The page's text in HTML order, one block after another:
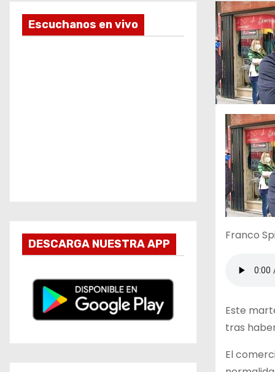
Escuchanos en vivo
DESCARGA NUESTRA APP
Franco
Este
tras
El